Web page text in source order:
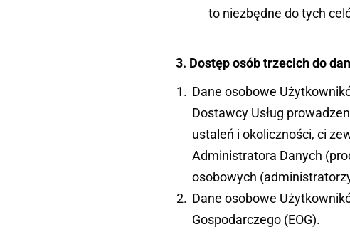
to niezbędne do tych
3. Dostęp osób trzecich do
Dane osobowe
Dostawcy Usług
ustaleń i okoliczności, ci
Administratora Danych
osobowych
Dane osobowe
Gospodarczego (EOG).